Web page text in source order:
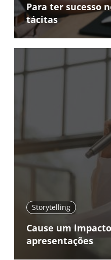
Para ter sucesso
tácitas
Storytelling
Cause um
apresentações